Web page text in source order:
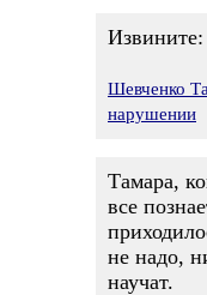
Шевченко
нарушении
Тамара,
все
не надо,
научат.